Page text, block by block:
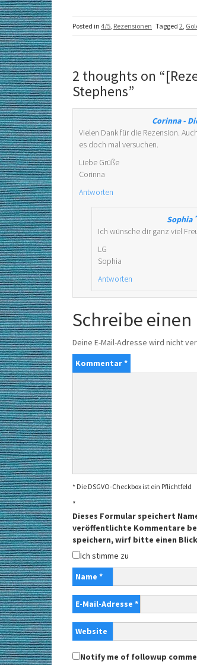
Posted in 4/5, Rezensionen Tagged 2,
2 thoughts on “
Stephens”
Corinna -
Vielen Dank für die Rezension.
es doch mal versuchen.
Liebe Grüße
Corinna
Antworten
Ich wünsche dir ganz viel
LG
Sophia
Antworten
Schreibe
Deine E-Mail-Adresse wird nicht
Kommentar*
* Die DSGVO-Checkbox ist ein Pflichtfeld
*
Dieses Formular speichert
veröffentlichte Kommentare
speichern, wirf bitte einen
Ich stimme zu
Name *
E-Mail-Adresse *
Website
Notify me of followup